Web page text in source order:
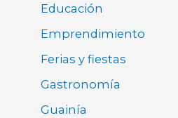
Educación
Emprendimiento
Ferias y fiestas
Gastronomía
Guainía